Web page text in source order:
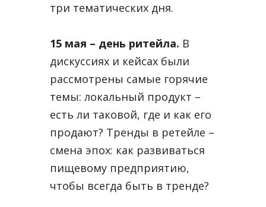
три тематических дня.
15 мая – день ритейла. В
дискуссиях и кейсах были
рассмотрены самые горячие
темы: локальный продукт –
есть ли таковой, где и как его
продают? Тренды в ретейле –
смена эпох: как развиваться
пищевому предприятию,
чтобы всегда быть в тренде?